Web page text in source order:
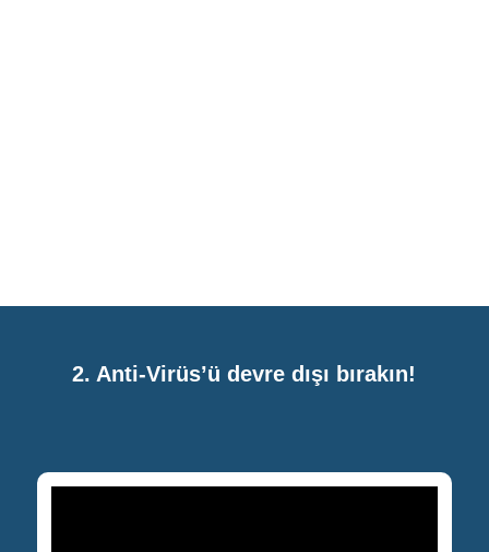
2. Anti-Virüs’ü devre dışı bırakın!